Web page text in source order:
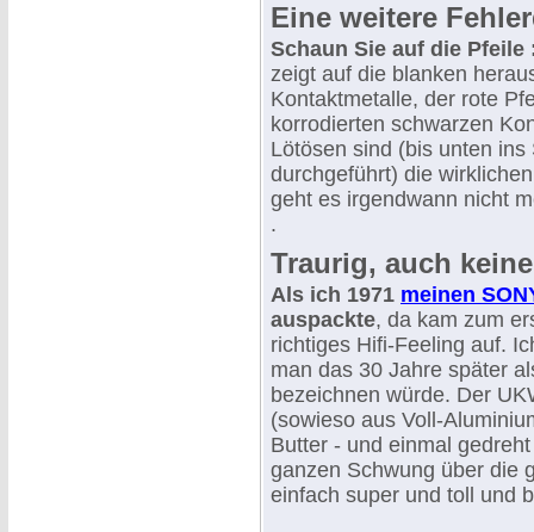
Eine weitere
Schaun Sie auf die Pfeile
zeigt auf die blanken
Kontaktmetalle, der rote
korrodierten schwarzen
Lötösen sind (bis unten ins
durchgeführt) die
geht es irgendwann nicht
.
Traurig, auch
Als ich 1971 meinen
auspackte, da kam zum
richtiges Hifi-Feeling auf.
man das 30 Jahre später
bezeichnen würde. Der
(sowieso aus Voll-
Butter - und einmal
ganzen Schwung über die
einfach super und toll und